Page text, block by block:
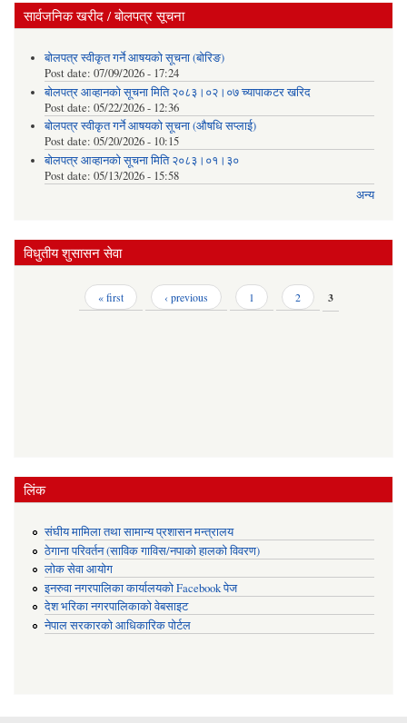
सार्वजनिक खरीद / बोलपत्र सूचना
बोलपत्र स्वीकृत गर्ने आषयको सूचना (बोरिङ)
Post date: 07/09/2026 - 17:24
बोलपत्र आव्हानको सूचना मिति २०८३।०२।०७ च्यापाकटर खरिद
Post date: 05/22/2026 - 12:36
बोलपत्र स्वीकृत गर्ने आषयको सूचना (औषधि सप्लाई)
Post date: 05/20/2026 - 10:15
बोलपत्र आव्हानको सूचना मिति २०८३।०१।३०
Post date: 05/13/2026 - 15:58
अन्य
विधुतीय शुसासन सेवा
« first ‹ previous 1 2 3
लिंक
संघीय मामिला तथा सामान्य प्रशासन मन्त्रालय
ठेगाना परिवर्तन (साविक गाविस/नपाको हालको विवरण)
लोक सेवा आयोग
इनरुवा नगरपालिका कार्यालयको Facebook पेज
देश भरिका नगरपालिकाको वेबसाइट
नेपाल सरकारको आधिकारिक पोर्टल